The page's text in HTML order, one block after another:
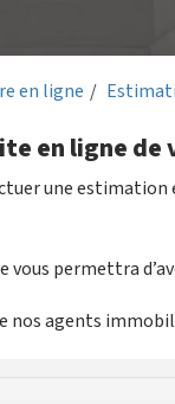
en ligne
en ligne de
une
permettra
nos agents